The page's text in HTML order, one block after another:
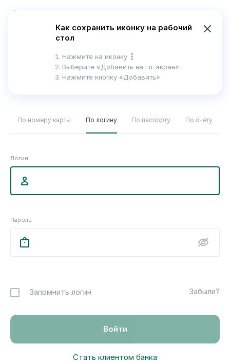
Вход в интернет-банк
По номеру карты По логину По паспорту По счёту
Логин
Пароль
Запомнить логин Забыли?
Стать клиентом банка
Как сохранить иконку на рабочий
стол
Нажмите на иконку
Выберите «Добавить на гл. экран»
Нажмите кнопку «Добавить»